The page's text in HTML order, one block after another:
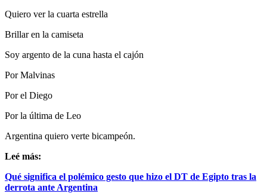
Quiero ver la cuarta estrella
Brillar en la camiseta
Soy argento de la cuna hasta el cajón
Por Malvinas
Por el Diego
Por la última de Leo
Argentina quiero verte bicampeón.
Leé más:
Qué significa el polémico gesto que hizo el DT de Egipto tras la
derrota ante Argentina